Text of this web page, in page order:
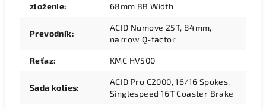
zloženie:
68mm BB Width
Prevodník:
ACID Numove 25T, 84mm,
narrow Q-factor
Reťaz: KMC HV500
Sada kolies:
ACID Pro C2000, 16/16 Spokes,
Singlespeed 16T Coaster Brake